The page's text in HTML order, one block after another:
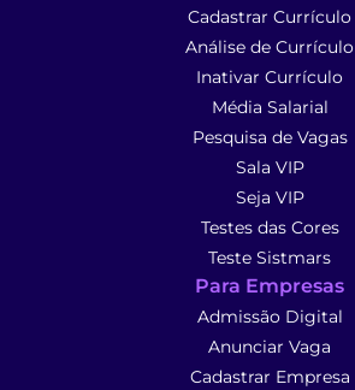
Cadastrar Currículo
Análise de Currículo
Inativar Currículo
Média Salarial
Pesquisa de Vagas
Sala VIP
Seja VIP
Testes das Cores
Teste Sistmars
Para Empresas
Admissão Digital
Anunciar Vaga
Cadastrar Empresa